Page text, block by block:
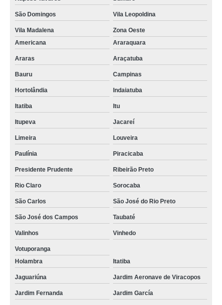
São Domingos Vila Leopoldina
Vila Madalena
Zona Oeste
Americana
Araraquara
Araras Araçatuba
Bauru Campinas
Hortolândia Indaiatuba
Itatiba Itu
Itupeva Jacareí
Limeira Louveira
Paulínia Piracicaba
Presidente Prudente Ribeirão Preto
Rio Claro Sorocaba
São Carlos São José do Rio Preto
São José dos Campos Taubaté
Valinhos Vinhedo
Votuporanga
Holambra
Itatiba
Jaguariúna Jardim Aeronave de Viracopos
Jardim Fernanda Jardim García